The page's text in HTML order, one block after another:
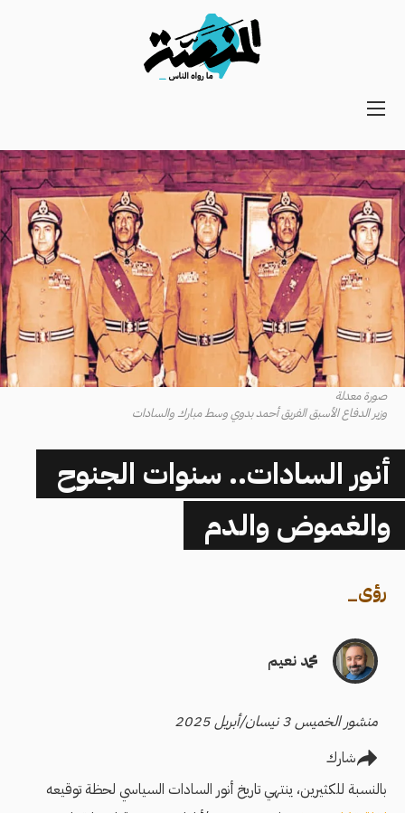
Main
Secondary
Navigation
صورة معدلة
وزير الدفاع الأسبق الفريق أحمد بدوي وسط مبارك والسادات
أنور السادات.. سنوات الجنوح
والغموض والدم
رؤى_
محمد نعيم
منشور الخميس 3 نيسان/أبريل 2025
شارك
بالنسبة للكثيرين، ينتهي تاريخ أنور السادات السياسي لحظة توقيعه